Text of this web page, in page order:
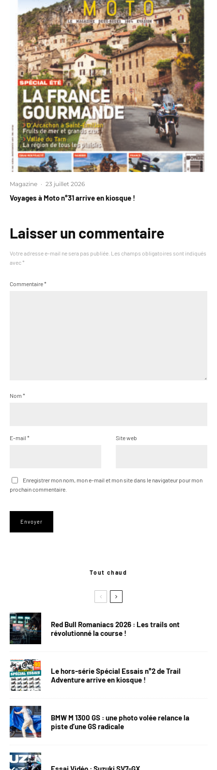
Magazine · 23 juillet 2026
Voyages à Moto n°31 arrive en kiosque !
Laisser un commentaire
Votre adresse e-mail ne sera pas publiée. Les champs obligatoires sont indiqués
avec *
Commentaire*
Nom *
E-mail * Site web
Enregistrer mon nom, mon e-mail et mon site dans le navigateur pour mon
prochain commentaire.
Tout chaud
Red Bull Romaniacs 2026 : Les trails ont
révolutionné la course !
Le hors-série Spécial Essais n°2 de Trail
Adventure arrive en kiosque !
BMW M 1300 GS : une photo volée relance la
piste d’une GS radicale